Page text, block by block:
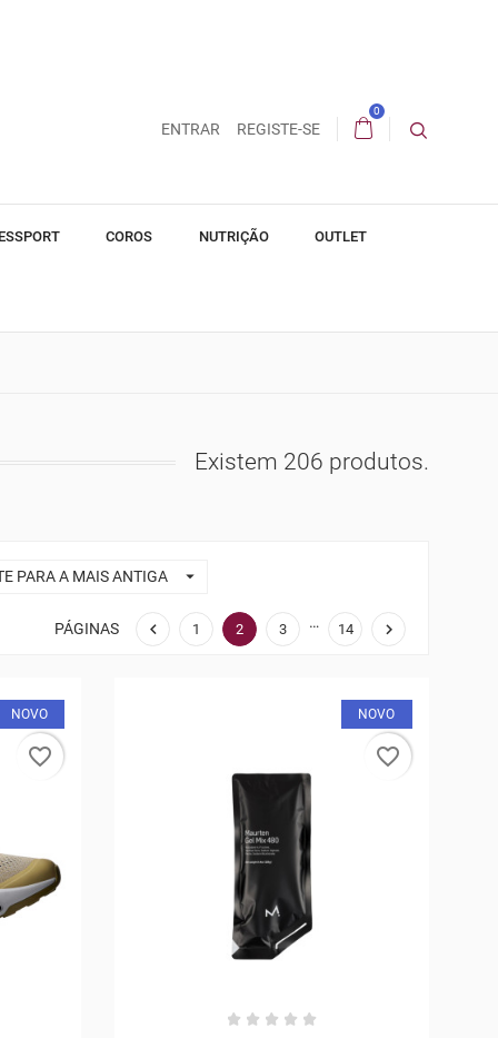
ENTRAR REGISTE-SE
0
COROS NUTRIÇÃO OUTLET
Existem 206 produtos.
PARA A MAIS ANTIGA 
PÁGINAS  1 2 3 … 14 
NOVO
favorite_border
NOVO
favorite_border